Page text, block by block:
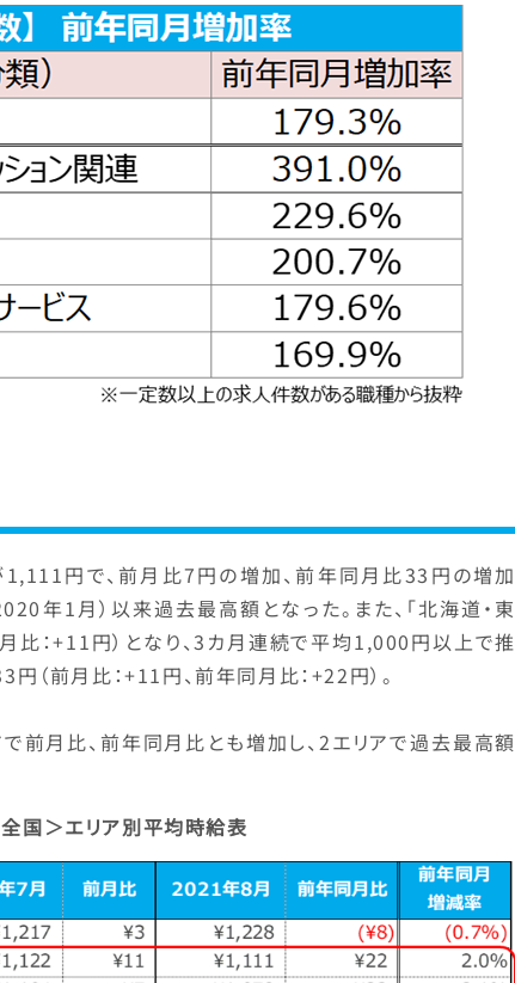
1,111円で、前月比7円の増加、前年同月比33円の増加
年1月）以来過去最高額となった。また、「北海道・東
比：+11円）となり、3カ月連続で平均1,000円以上で推
（前月比：+11円、前年同月比：+22円）。
前月比、前年同月比とも増加し、2エリアで過去最高額
全国＞エリア別平均時給表